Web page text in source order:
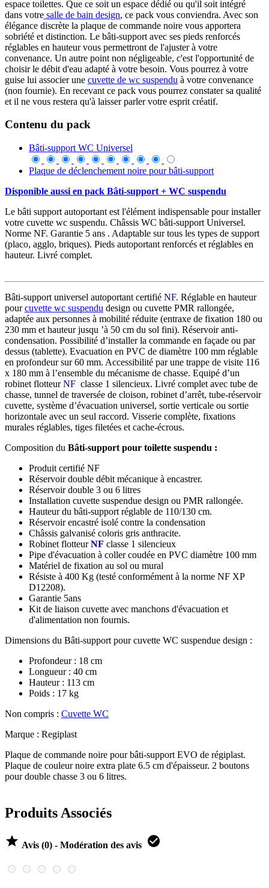
espace toilettes. Que ce soit un espace dédié ou qu'il soit intégré
dans votre salle de bain design, ce pack vous conviendra. Avec son
élégance discrète la plaque de commande noire vous apportera
sobriété et distinction. Le bâti-support avec ses pieds renforcés
réglables en hauteur vous permettront de l'ajuster à votre
convenance. Un autre point non négligeable, c'est l'opportunité de
choisir le débit d'eau adapté à votre besoin. Vous pourrez à votre
guise lui associer une cuvette de wc suspendu à votre convenance
(non fournie). En recevant ce pack vous pourrez constater sa qualité
et il ne vous restera qu'à laisser parler votre esprit créatif.
Contenu du pack
Bâti-support WC Universel
Plaque de déclenchement noire pour bâti-support
Disponible aussi en pack Bâti-support + WC suspendu
Le bâti support autoportant est l'élément indispensable pour installer
votre cuvette wc suspendu. Châssis WC bâti-support Universel.
Norme NF. Garantie 5 ans . Adaptable sur tous les types de support
(placo, agglo, briques). Pieds autoportant renforcés et réglables en
hauteur. Livré complet.
Bâti-support universel autoportant certifié NF. Réglable en hauteur
pourcuvette wc suspendu design ou cuvette PMR rallongée,
adaptée aux personnes à mobilité réduite (entraxe de fixation 180 ou
230 mm et hauteur jusqu ’à 50 cm du sol fini). Réservoir anti-
condensation. Possibilité d’installer la commande en façade ou par
dessus (tablette). Evacuation en PVC de diamètre 100 mm réglable
en profondeur sur 60 mm. Accessibilité par une trappe de visite 116
x 180 mm à l’ensemble du mécanisme de chasse. Equipé d’un
robinet flotteurNF classe 1 silencieux. Livré complet avec tube de
chasse, tunnel de traversée de cloison, robinet d’arrêt, tube-réservoir
cuvette, système d’évacuation universel, sortie verticale ou sortie
horizontale avec un seul raccord. Visserie complète, fixations
murales réglables, tiges filetées et cache-écrous.
Composition du Bâti-support pour toilette suspendu :
Produit certifié NF
Réservoir double débit mécanique à encastrer.
Réservoir double 3 ou 6 litres
Installation cuvette suspendue design ou PMR rallongée.
Hauteur du bâti-support réglable de 110/130 cm.
Réservoir encastré isolé contre la condensation
Châssis galvanisé coloris gris anthracite.
Robinet flotteurNF classe 1 silencieux
Pipe d'évacuation à coller coudée en PVC diamètre 100 mm
Matériel de fixation au sol ou mural
Résiste à 400 Kg (testé conformément à la norme NF XP
D12208).
Garantie 5ans
Kit de liaison cuvette avec manchons d'évacuation et
d'alimentation non fournis.
Dimensions du Bâti-support pour cuvette WC suspendue design :
Profondeur : 18 cm
Longueur : 40 cm
Hauteur : 113 cm
Poids : 17 kg
Non compris : Cuvette WC
Marque : Regiplast
Plaque de commande noire pour bâti-support EVO de régiplast.
Plaque de couleur noire extra plate 6.5 cm d'épaisseur. 2 boutons
pour double chasse 3 ou 6 litres.
Produits Associés
 Avis (0) - Modération des avis 